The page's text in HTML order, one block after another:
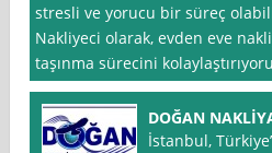
stresli ve yorucu bir süreç
Nakliyeci olarak, evden eve
taşınma sürecini
DOĞAN
İstanbul,